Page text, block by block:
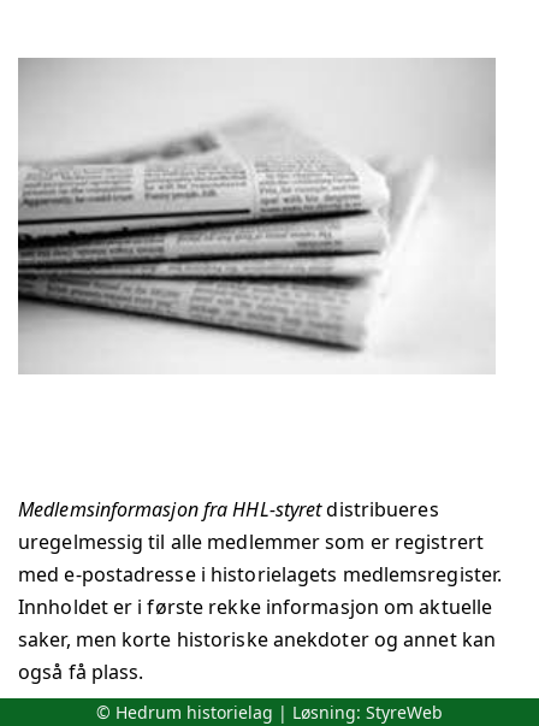
Medlemsinformasjon fra HHL-styretdistribueres
uregelmessig til alle medlemmer som er registrert
med e-postadresse i historielagets medlemsregister.
Innholdet er i første rekke informasjon om aktuelle
saker, men korte historiske anekdoter og annet kan
også få plass.
© Hedrum historielag | Løsning: StyreWeb